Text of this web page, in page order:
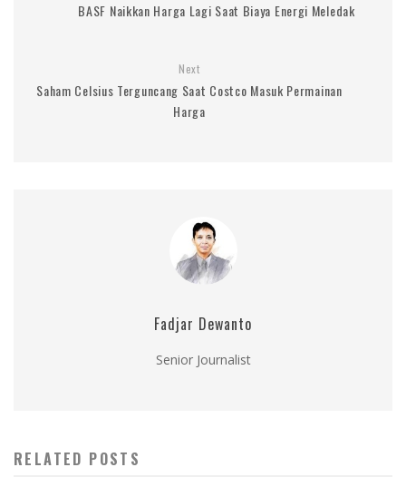
BASF Naikkan Harga Lagi Saat Biaya Energi Meledak
Next
Saham Celsius Terguncang Saat Costco Masuk Permainan
Harga
Fadjar Dewanto
Senior Journalist
RELATED POSTS